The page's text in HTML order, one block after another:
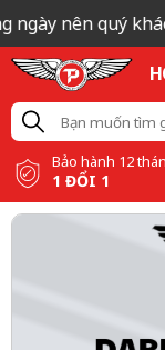
nên quý
Bảo hành 12
1 ĐỔI 1